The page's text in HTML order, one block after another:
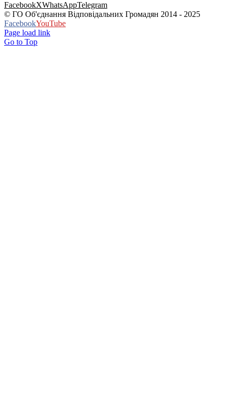
FacebookXWhatsAppTelegram
© ГО Об'єднання Відповідальних Громадян 2014 - 2025
FacebookYouTube
Page load link
Go to Top